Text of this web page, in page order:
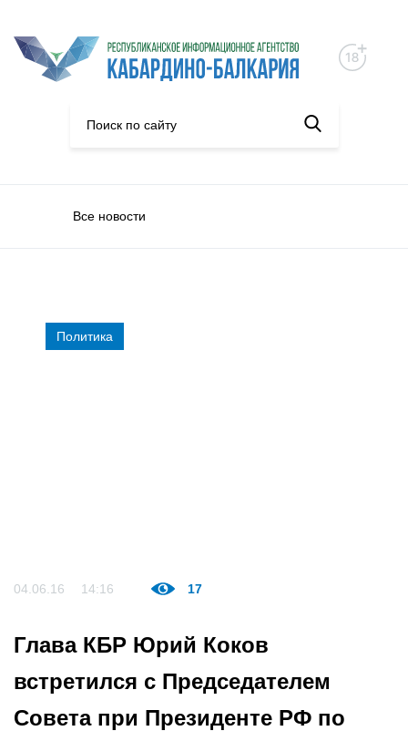
Все новости
Политика
04.06.16 14:16 17
Глава КБР Юрий Коков
встретился с Председателем
Совета при Президенте РФ по